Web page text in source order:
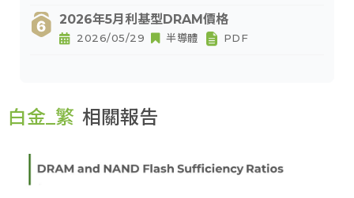
2026年5月利基型DRAM價格
2026/05/29 半導體 PDF
白金_繁 相關報告